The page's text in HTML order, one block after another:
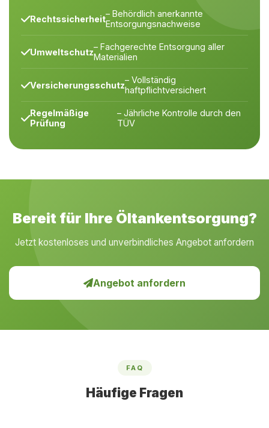
Rechtssicherheit– Behördlich anerkannte
Entsorgungsnachweise
Umweltschutz– Fachgerechte Entsorgung aller
Materialien
Versicherungsschutz– Vollständig
haftpflichtversichert
Regelmäßige
Prüfung
– Jährliche Kontrolle durch den
TÜV
Bereit für Ihre Öltankentsorgung?
Jetzt kostenloses und unverbindliches Angebot anfordern
Angebot anfordern
FAQ
Häufige Fragen